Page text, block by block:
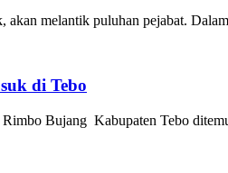
melantik puluhan pejabat.
di Tebo
Bujang Kabupaten Tebo